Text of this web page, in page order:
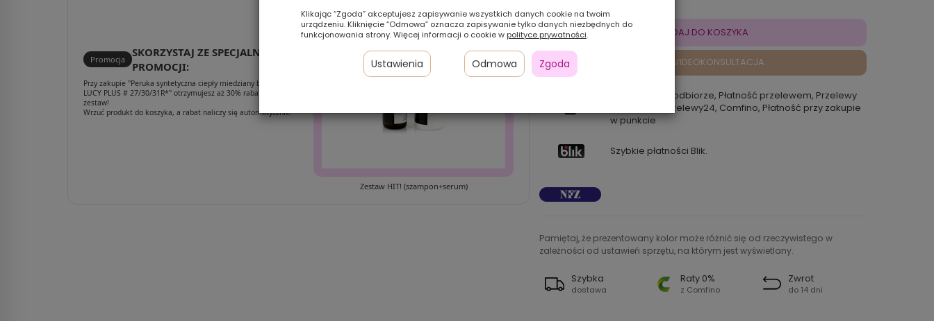
Promocja
SKORZYSTAJ ZE SPECJALNEJ
PROMOCJI:
Przy zakupie "Peruka syntetyczna ciepły miedziany brąz z odrostem
LUCY PLUS # 27/30/31R*" otrzymujesz aż 30% rabatu na poniższy
zestaw!
Wrzuć produkt do koszyka, a rabat naliczy się automatycznie.
Zestaw HIT! (szampon+serum)
DODAJ DO KOSZYKA
VIDEOKONSULTACJA
Płatność przy odbiorze, Płatność przelewem, Przelewy
24 Rokoko, Przelewy24, Comfino, Płatność przy zakupie
w punkcie
Szybkie płatności Blik.
Pamiętaj, że prezentowany kolor może różnić się od rzeczywistego w
zależności od ustawień sprzętu, na którym jest wyświetlany.
Szybka
dostawa
Raty 0%
z Comfino
Zwrot
do 14 dni
Klikając “Zgoda” akceptujesz zapisywanie wszystkich danych cookie na twoim
urządzeniu. Kliknięcie “Odmowa” oznacza zapisywanie tylko danych niezbędnych do
funkcjonowania strony. Więcej informacji o cookie w polityce prywatności.
Ustawienia Odmowa Zgoda